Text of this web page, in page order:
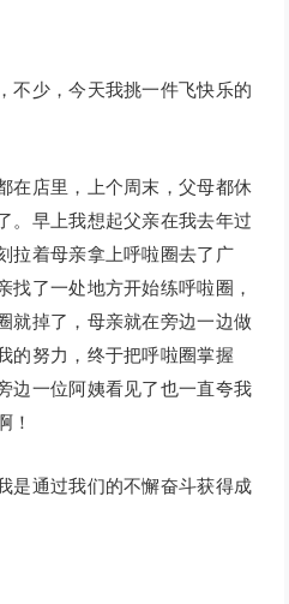
少，今天我挑一件飞快乐的
店里，上个周末，父母都休
。早上我想起父亲在我去年过
拉着母亲拿上呼啦圈去了广
找了一处地方开始练呼啦圈，
就掉了，母亲就在旁边一边做
的努力，终于把呼啦圈掌握
边一位阿姨看见了也一直夸我
！
通过我们的不懈奋斗获得成